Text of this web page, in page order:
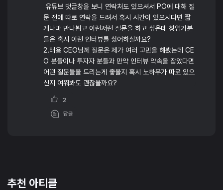
유튜브 댓글창을 보니 연락처도 있으셔서 PO에 대해 질
문 전에 따로 연락을 드려서 혹시 시간이 있으시다면 짧
게나마 만나뵙고 이런저런 질문을 하고 싶은데 창업가분
들은 혹시 이런 인터뷰를 싫어하실까요?
2.태용 CEO님께 질문은 제가 여러 고민을 해봤는데 CE
O 분들이나 투자자 분들과 만약 인터뷰 약속을 잡았다면
어떤 질문들을 드리는게 좋을지 혹시 노하우가 따로 있으
신지 여쭤봐도 괜찮을까요?
2
답글
추천 아티클